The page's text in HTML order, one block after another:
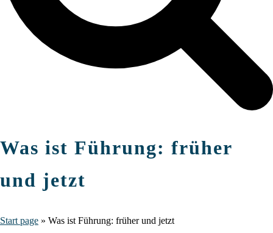
Was ist Führung: früher
und jetzt
Start page » Was ist Führung: früher und jetzt